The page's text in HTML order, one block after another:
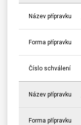
Název přípravku
Forma přípravku
Číslo schválení
Název přípravku
Forma přípravku